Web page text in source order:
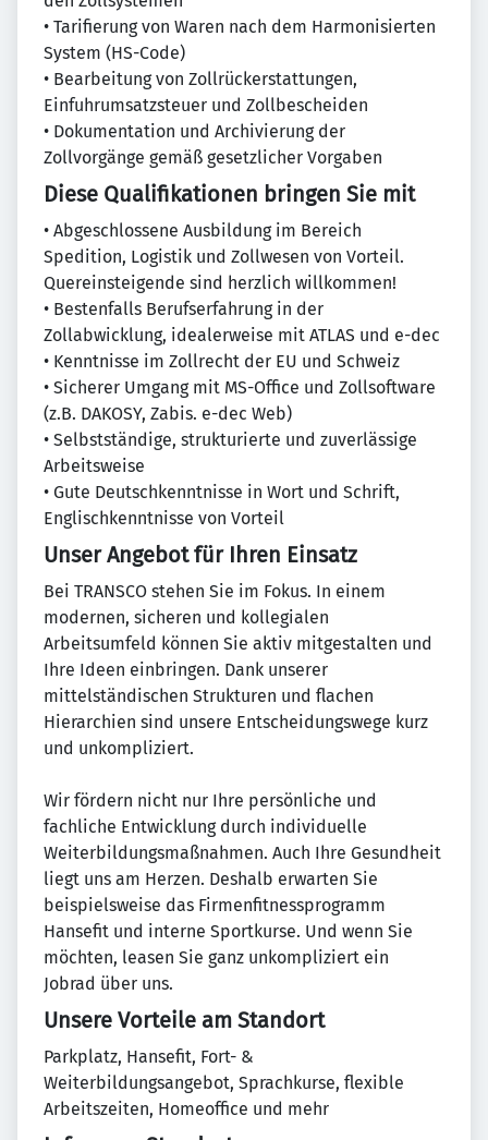
• Tarifierung von Waren nach dem Harmonisierten
System (HS-Code)
• Bearbeitung von Zollrückerstattungen,
Einfuhrumsatzsteuer und Zollbescheiden
• Dokumentation und Archivierung der
Zollvorgänge gemäß gesetzlicher Vorgaben
Diese Qualifikationen bringen Sie mit
• Abgeschlossene Ausbildung im Bereich
Spedition, Logistik und Zollwesen von Vorteil.
Quereinsteigende sind herzlich willkommen!
• Bestenfalls Berufserfahrung in der
Zollabwicklung, idealerweise mit ATLAS und e-dec
• Kenntnisse im Zollrecht der EU und Schweiz
• Sicherer Umgang mit MS-Office und Zollsoftware
(z.B. DAKOSY, Zabis. e-dec Web)
• Selbstständige, strukturierte und zuverlässige
Arbeitsweise
• Gute Deutschkenntnisse in Wort und Schrift,
Englischkenntnisse von Vorteil
Unser Angebot für Ihren Einsatz
Bei TRANSCO stehen Sie im Fokus. In einem
modernen, sicheren und kollegialen
Arbeitsumfeld können Sie aktiv mitgestalten und
Ihre Ideen einbringen. Dank unserer
mittelständischen Strukturen und flachen
Hierarchien sind unsere Entscheidungswege kurz
und unkompliziert.
Wir fördern nicht nur Ihre persönliche und
fachliche Entwicklung durch individuelle
Weiterbildungsmaßnahmen. Auch Ihre Gesundheit
liegt uns am Herzen. Deshalb erwarten Sie
beispielsweise das Firmenfitnessprogramm
Hansefit und interne Sportkurse. Und wenn Sie
möchten, leasen Sie ganz unkompliziert ein
Jobrad über uns.
Unsere Vorteile am Standort
Parkplatz, Hansefit, Fort- &
Weiterbildungsangebot, Sprachkurse, flexible
Arbeitszeiten, Homeoffice und mehr